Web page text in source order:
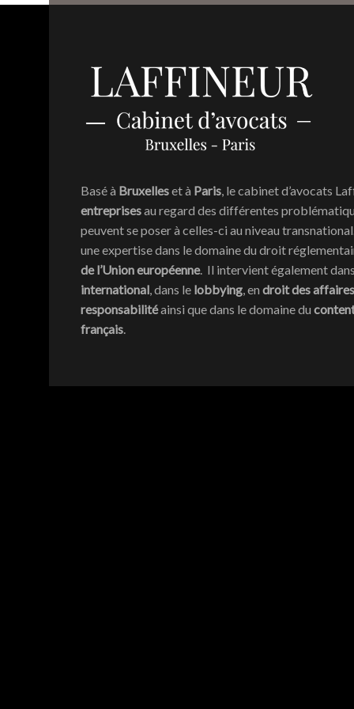
Basé à Bruxelleset à Paris, le cabinet d’avocats
entreprisesau regard des différentes
peuvent se poser à celles-ci au niveau
une expertise dans le domaine du droit
de l’Union européenne. Il intervient également
international, dans le lobbying, en droit des affaires
responsabilitéainsi que dans le domaine du
français.